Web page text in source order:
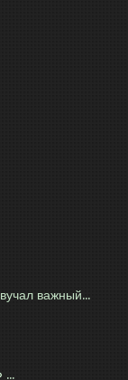
важный...
...